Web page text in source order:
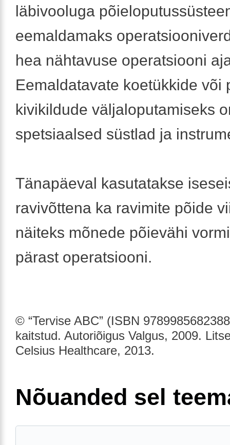
läbivooluga
eemaldamaks
hea nähtavuse operatsiooni
Eemaldatavate koetükkide või
kivikildude väljaloputamiseks
spetsiaalsed süstlad ja
Tänapäeval kasutatakse
ravivõttena ka ravimite põide
näiteks mõnede põievähi
pärast operatsiooni.
© “Tervise ABC” (ISBN
kaitstud. Autoriõigus Valgus, 2009.
Celsius Healthcare, 2013.
Nõuanded sel